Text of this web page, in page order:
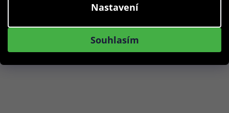
Nastavení
Souhlasím
Akce